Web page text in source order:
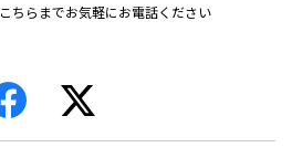
ちらまでお気軽にお電話ください